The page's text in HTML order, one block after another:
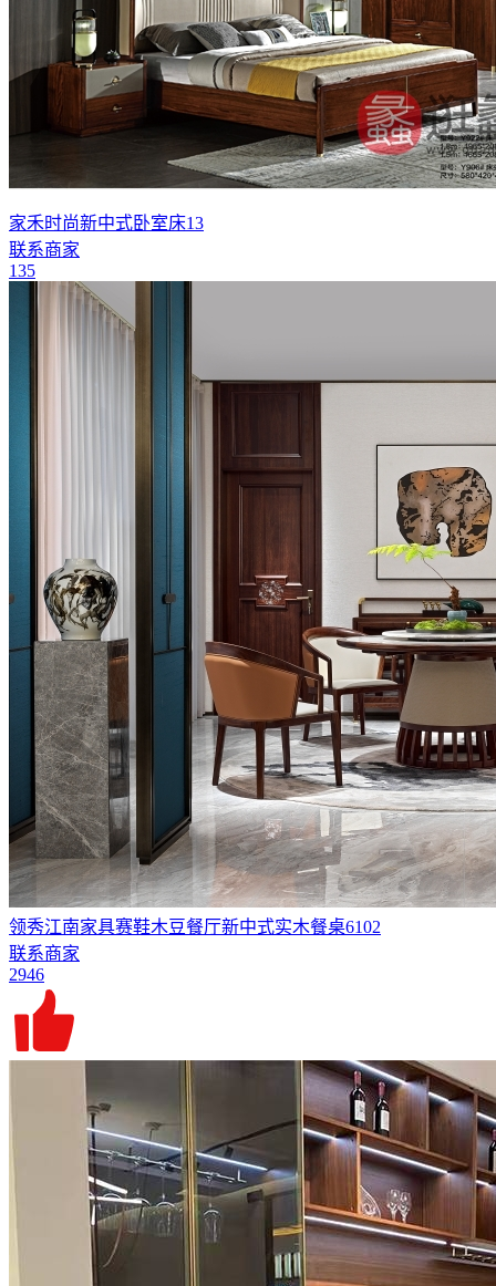
家禾时尚新中式卧室床13
联系商家
135
领秀江南家具赛鞋木豆餐厅新中式实木餐桌6102
联系商家
2946